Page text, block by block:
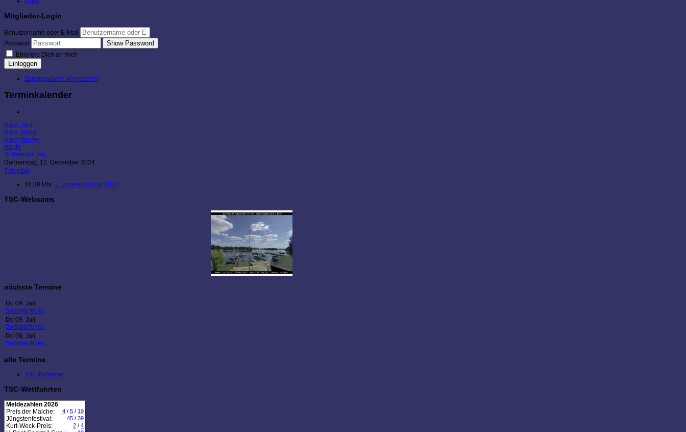
Mitglieder-Login
Benutzername oder E-Mail
Passwort
Show Password
Erinnere Dich an mich
Einloggen
Zugangsdaten vergessen?
Terminkalender
Nach Jahr
Nach Monat
Nach Woche
Heute
Vorheriger Tag
Donnerstag, 12. Dezember 2024
Folgetag
18:30 Uhr 2. Jugendsitzung 2024
TSC-Webcams
nächste Termine
Do 09. Juli
Sommerferien
Do 09. Juli
Sommerferien
Do 09. Juli
Sommerferien
alle Termine
TSC-Kalender
TSC-Wettfahrten
Meldezahlen 2026
Preis der Malche:
4 / 5 / 19
Jüngstenfestival: 45 / 39
Kurt-Weck-Preis: 2 / 4